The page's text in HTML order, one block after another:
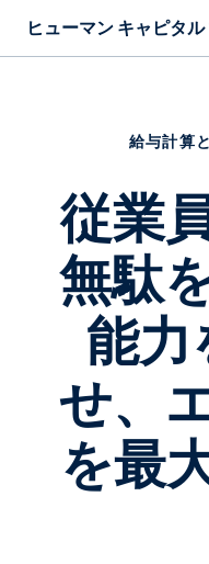
ヒューマン キャピタ
リソース
給与計算
従業
無駄
能力
せ、
を最